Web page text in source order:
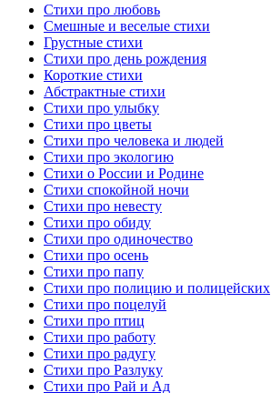
Стихи про любовь
Смешные и веселые стихи
Грустные стихи
Стихи про день рождения
Короткие стихи
Абстрактные стихи
Стихи про улыбку
Стихи про цветы
Стихи про человека и людей
Стихи про экологию
Стихи о России и Родине
Стихи спокойной ночи
Стихи про невесту
Стихи про обиду
Стихи про одиночество
Стихи про осень
Стихи про папу
Стихи про полицию и полицейских
Стихи про поцелуй
Стихи про птиц
Стихи про работу
Стихи про радугу
Стихи про Разлуку
Стихи про Рай и Ад